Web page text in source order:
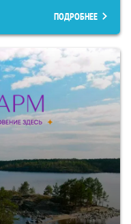
ПОДРОБНЕЕ